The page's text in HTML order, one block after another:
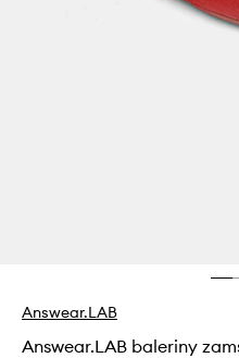
Answear.LAB
Answear.LAB baleriny